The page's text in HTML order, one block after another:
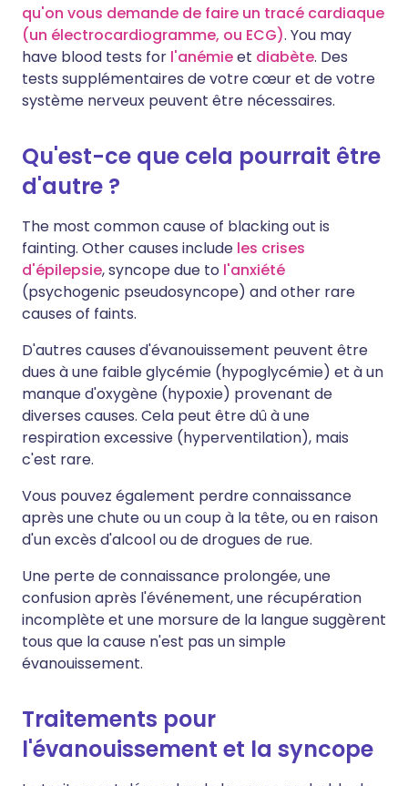
qu'on vous demande de faire un tracé cardiaque
(un électrocardiogramme, ou ECG). You may
have blood tests for l'anémieet diabète. Des
tests supplémentaires de votre cœur et de votre
système nerveux peuvent être nécessaires.
Qu'est-ce que cela pourrait être
d'autre ?
The most common cause of blacking out is
fainting. Other causes include les crises
d'épilepsie, syncope due to l'anxiété
(psychogenic pseudosyncope) and other rare
causes of faints.
D'autres causes d'évanouissement peuvent être
dues à une faible glycémie (hypoglycémie) et à un
manque d'oxygène (hypoxie) provenant de
diverses causes. Cela peut être dû à une
respiration excessive (hyperventilation), mais
c'est rare.
Vous pouvez également perdre connaissance
après une chute ou un coup à la tête, ou en raison
d'un excès d'alcool ou de drogues de rue.
Une perte de connaissance prolongée, une
confusion après l'événement, une récupération
incomplète et une morsure de la langue suggèrent
tous que la cause n'est pas un simple
évanouissement.
Traitements pour
l'évanouissement et la syncope